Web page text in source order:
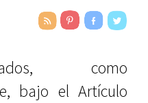
como
bajo el Artículo